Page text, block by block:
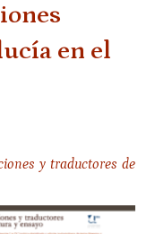
en el
y traductores de